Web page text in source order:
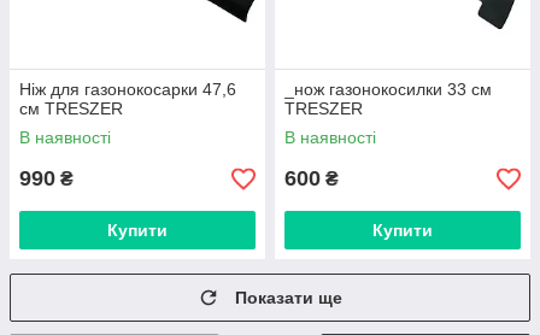
Ніж для газонокосарки 47,6
см TRESZER
В наявності
990 ₴
Купити
_нож газонокосилки 33 см
TRESZER
В наявності
600 ₴
Купити
Показати ще